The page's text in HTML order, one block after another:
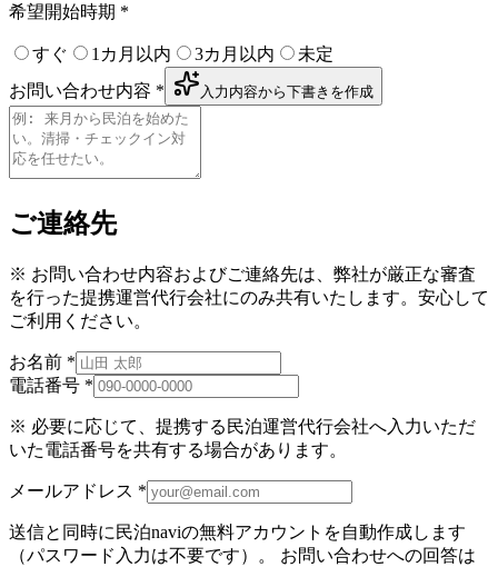
希望開始時期 *
すぐ 1カ月以内 3カ月以内
未定
お問い合わせ内容 * 入力内容から下書きを作成
ご連絡先
※ お問い合わせ内容およびご連絡先は、弊社が厳正な審査
を行った提携運営代行会社にのみ共有いたします。安心して
ご利用ください。
お名前 *
電話番号 *
※ 必要に応じて、提携する民泊運営代行会社へ入力いただ
いた電話番号を共有する場合があります。
メールアドレス *
送信と同時に民泊naviの無料アカウントを自動作成します
（パスワード入力は不要です）。 お問い合わせへの回答は